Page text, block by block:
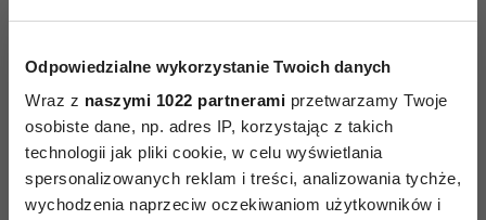
Odpowiedzialne wykorzystanie Twoich danych
Wraz z naszymi 1022 partnerami przetwarzamy Twoje
osobiste dane, np. adres IP, korzystając z takich
technologii jak pliki cookie, w celu wyświetlania
spersonalizowanych reklam i treści, analizowania tychże,
wychodzenia naprzeciw oczekiwaniom użytkowników i